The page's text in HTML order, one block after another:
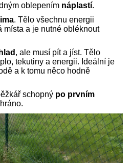
oblepením náplastí.
. Tělo všechnu energii
místa a je nutné obléknout
hlad , ale musí pít a jíst. Tělo
tekutiny a energii. Ideální je
a k tomu něco hodně
schopný po prvním